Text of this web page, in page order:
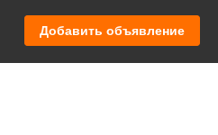
Добавить объявление